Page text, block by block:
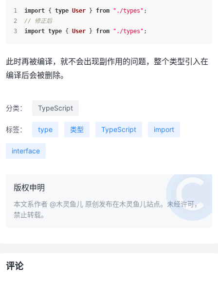
import { type User } from "./types" ;
// 修正后
import type { User } from "./types" ;
此时再被编译，就不会出现副作用的问题，整个类型引入在
编译后会被删除。
分类： TypeScript
标签： type 类型 TypeScript import
interface
版权申明
本文系作者 @木灵鱼儿 原创发布在木灵鱼儿站点。未经许可，
禁止转载。
评论